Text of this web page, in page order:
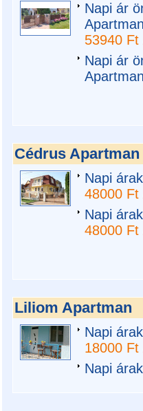
Napi ár
53940
Napi ár
Cédrus Apartman
Napi
48000
Napi
48000
Liliom Apartman
Napi
18000
Napi